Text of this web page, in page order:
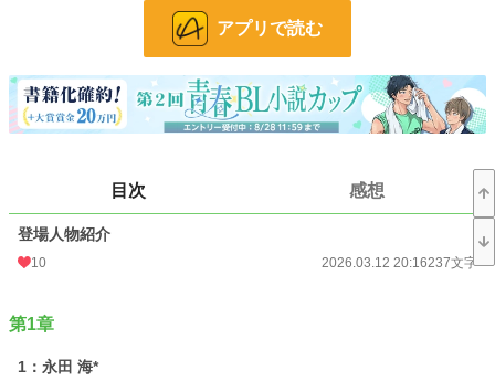
・永田 海とモブの性交の場面があります。
願います。(迷いに迷ってR18にしています。)
・性的描写が含まれる話は、タイトル横の「*」を目印にしています。
・血液描写含予定
BL 31,454 位 / 31,454 件
お気に入り
文字数
更新日時 2026.04.19 12:00
アプリで読む
目次 感想
登場人物紹介
10 2026.03.12 20:16237文字
第1章
1：永田 海*